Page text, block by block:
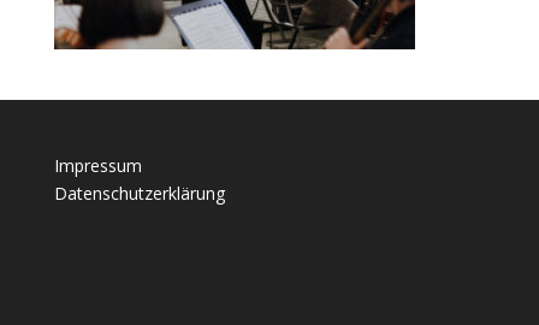
Impressum
Datenschutzerklärung